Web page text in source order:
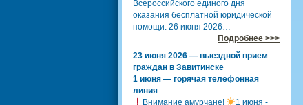
Всероссийского единого дня
оказания бесплатной юридической
помощи. 26 июня 2026…
Подробнее >>>
23 июня 2026 — выездной прием
граждан в Завитинске
1 июня — горячая телефонная
линия
Внимание амурчане!
1 июня -